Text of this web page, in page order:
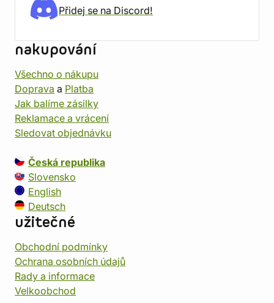
Přidej se na Discord!
nakupování
Všechno o nákupu
Doprava a Platba
Jak balíme zásilky
Reklamace a vrácení
Sledovat objednávku
Česká republika
Slovensko
English
Deutsch
užitečné
Obchodní podmínky
Ochrana osobních údajů
Rady a informace
Velkoobchod